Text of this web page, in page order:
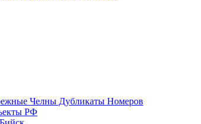
Челны Дубликаты Номеров
РФ